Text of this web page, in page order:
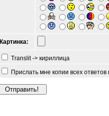
Картинка:
Translit -> кириллица
Прислать мне копии всех